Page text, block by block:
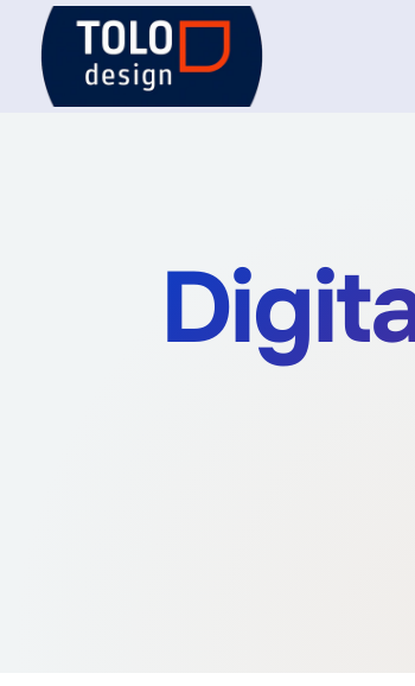
content